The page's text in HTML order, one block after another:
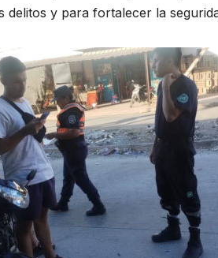
delitos y para fortalecer la